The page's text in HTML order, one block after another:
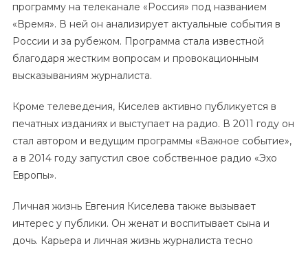
программу на телеканале «Россия» под названием
«Время». В ней он анализирует актуальные события в
России и за рубежом. Программа стала известной
благодаря жестким вопросам и провокационным
высказываниям журналиста.
Кроме телеведения, Киселев активно публикуется в
печатных изданиях и выступает на радио. В 2011 году он
стал автором и ведущим программы «Важное событие»,
а в 2014 году запустил свое собственное радио «Эхо
Европы».
Личная жизнь Евгения Киселева также вызывает
интерес у публики. Он женат и воспитывает сына и
дочь. Карьера и личная жизнь журналиста тесно